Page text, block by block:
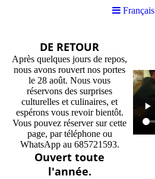
Français
DE RETOUR
Après quelques jours de repos,
nous avons rouvert nos portes
le 28 août. Nous vous
réservons des surprises
culturelles et culinaires, et
espérons vous revoir bientôt.
Vous pouvez réserver sur cette
page, par téléphone ou
WhatsApp au 685721593.
Ouvert toute
l'année.